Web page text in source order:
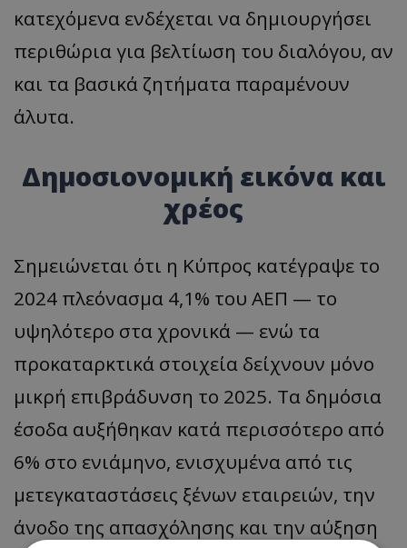
κατεχόμενα ενδέχεται να δημιουργήσει
περιθώρια για βελτίωση του διαλόγου, αν
και τα βασικά ζητήματα παραμένουν
άλυτα.
Δημοσιονομική εικόνα και
χρέος
Σημειώνεται ότι η Κύπρος κατέγραψε το
2024 πλεόνασμα 4,1% του ΑΕΠ — το
υψηλότερο στα χρονικά — ενώ τα
προκαταρκτικά στοιχεία δείχνουν μόνο
μικρή επιβράδυνση το 2025. Τα δημόσια
έσοδα αυξήθηκαν κατά περισσότερο από
6% στο ενιάμηνο, ενισχυμένα από τις
μετεγκαταστάσεις ξένων εταιρειών, την
άνοδο της απασχόλησης και την αύξηση